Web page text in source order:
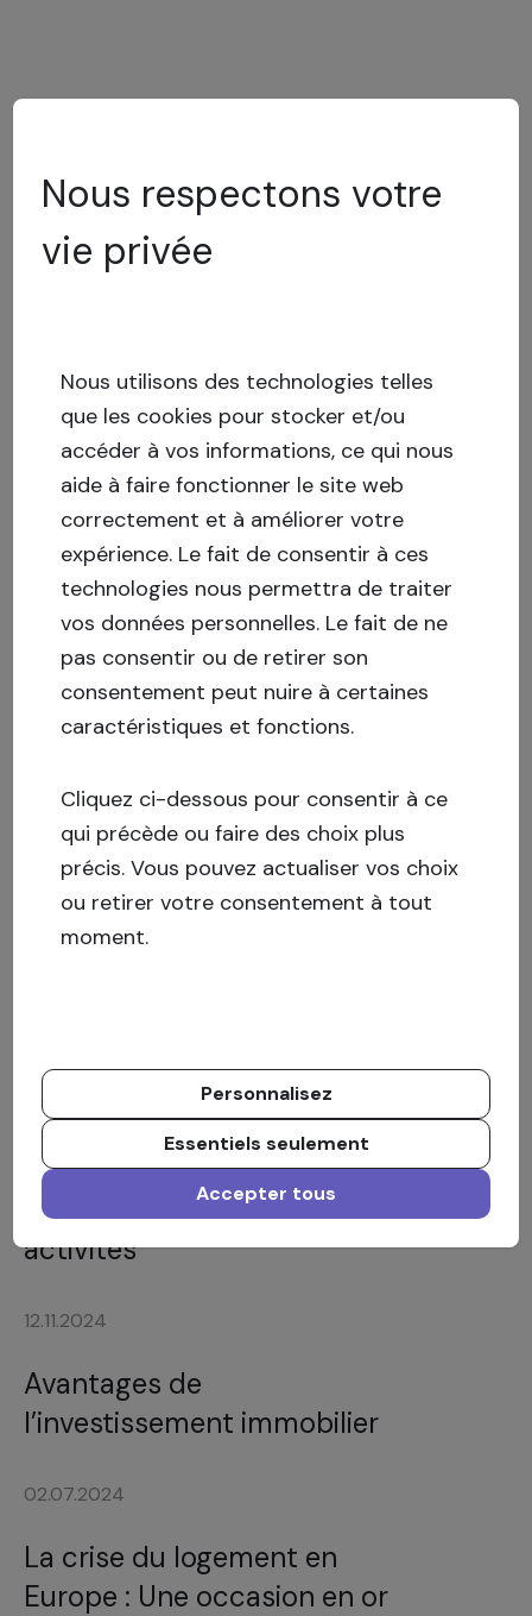
Crowdestate met fin à ses
activités
12.11.2024
Avantages de
l’investissement immobilier
02.07.2024
La crise du logement en
Europe : Une occasion en or
Nous respectons votre
vie privée
Nous utilisons des technologies telles
que les cookies pour stocker et/ou
accéder à vos informations, ce qui nous
aide à faire fonctionner le site web
correctement et à améliorer votre
expérience. Le fait de consentir à ces
technologies nous permettra de traiter
vos données personnelles. Le fait de ne
pas consentir ou de retirer son
consentement peut nuire à certaines
caractéristiques et fonctions.
Cliquez ci-dessous pour consentir à ce
qui précède ou faire des choix plus
précis. Vous pouvez actualiser vos choix
ou retirer votre consentement à tout
moment.
Personnalisez
Essentiels seulement
Accepter tous